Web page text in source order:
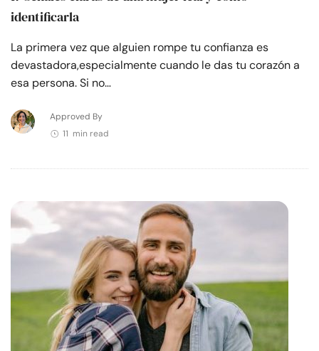
identificarla
La primera vez que alguien rompe tu confianza es
devastadora,especialmente cuando le das tu corazón a
esa persona. Si no…
Approved By
11 min read